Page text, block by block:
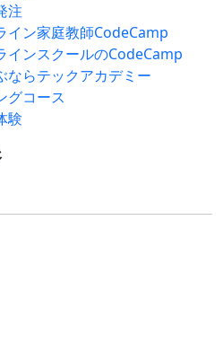
注
イン家庭教師CodeCamp
インスクールのCodeCamp
ならテックアカデミー
グコース
験